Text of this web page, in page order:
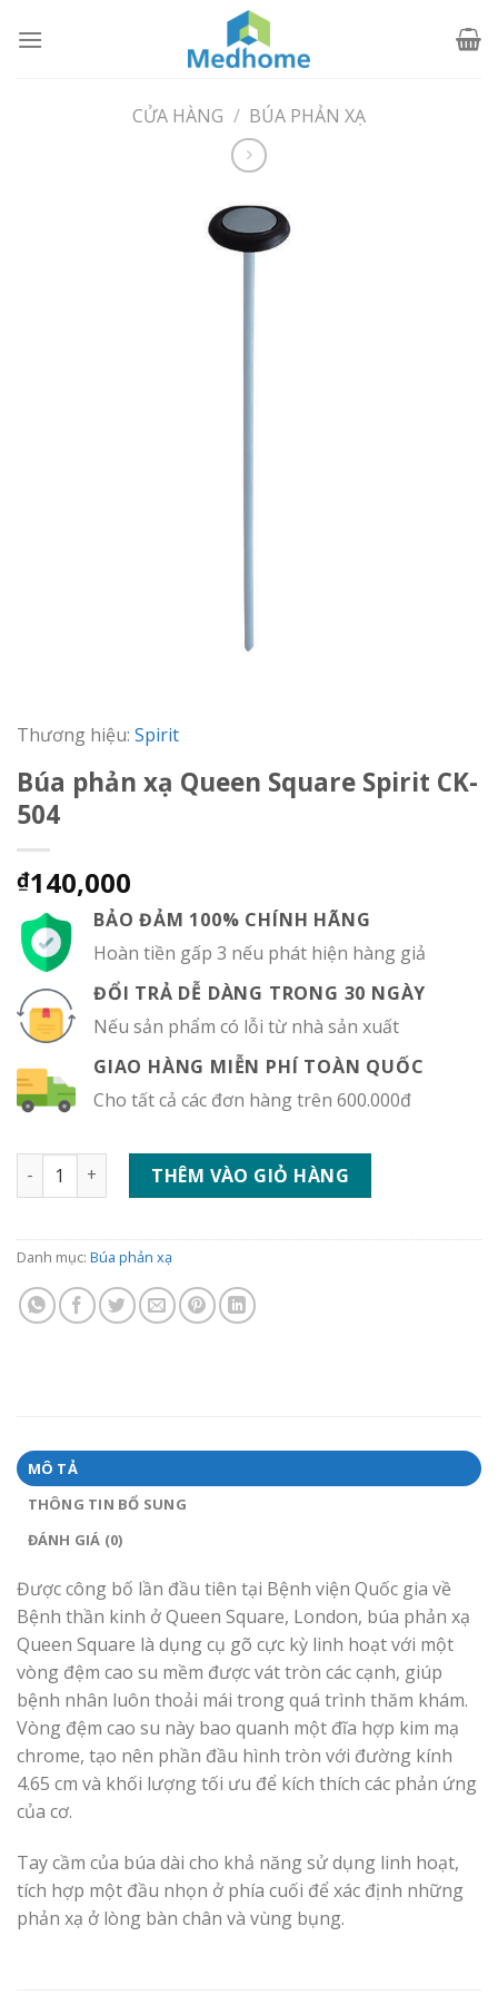
CỬA HÀNG / BÚA PHẢN XẠ
Thương hiệu: Spirit
Búa phản xạ Queen Square Spirit CK-
504
₫140,000
BẢO ĐẢM 100% CHÍNH HÃNG
Hoàn tiền gấp 3 nếu phát hiện hàng giả
ĐỔI TRẢ DỄ DÀNG TRONG 30 NGÀY
Nếu sản phẩm có lỗi từ nhà sản xuất
GIAO HÀNG MIỄN PHÍ TOÀN QUỐC
Cho tất cả các đơn hàng trên 600.000đ
Búa phản xạ Queen Square Spirit CK-504 số lượng
THÊM VÀO GIỎ HÀNG
Danh mục: Búa phản xạ
MÔ TẢ
THÔNG TIN BỔ SUNG
ĐÁNH GIÁ (0)
Được công bố lần đầu tiên tại Bệnh viện Quốc gia về
Bệnh thần kinh ở Queen Square, London, búa phản xạ
Queen Square là dụng cụ gõ cực kỳ linh hoạt với một
vòng đệm cao su mềm được vát tròn các cạnh, giúp
bệnh nhân luôn thoải mái trong quá trình thăm khám.
Vòng đệm cao su này bao quanh một đĩa hợp kim mạ
chrome, tạo nên phần đầu hình tròn với đường kính
4.65 cm và khối lượng tối ưu để kích thích các phản ứng
của cơ.
Tay cầm của búa dài cho khả năng sử dụng linh hoạt,
tích hợp một đầu nhọn ở phía cuối để xác định những
phản xạ ở lòng bàn chân và vùng bụng.